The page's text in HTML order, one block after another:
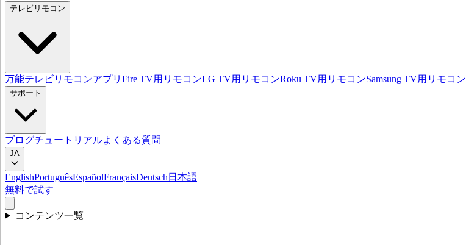
テレビリモコン
万能テレビリモコンアプリ Fire TV用リモコンLG TV用リモコンRoku TV用リモコンSamsung TV用リモコン
サポート
ブログチュートリアルよくある質問
JA
EnglishPortuguêsEspañolFrançaisDeutsch 日本語
無料で試す
コンテンツ一覧